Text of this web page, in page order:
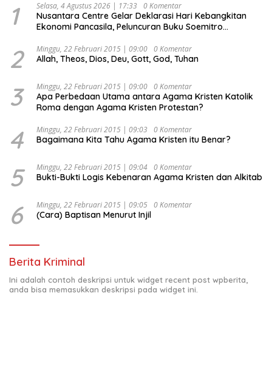
1 Selasa, 4 Agustus 2026 | 17:33 0 Komentar
Nusantara Centre Gelar Deklarasi Hari Kebangkitan
Ekonomi Pancasila, Peluncuran Buku Soemitro
Ekonomi Politik Indonesia) & Simposium Nasional
“Urgensi Undang-Undang Perekonomian Nasional dan
Indonesia Emas 2045”,
2 Minggu, 22 Februari 2015 | 09:00 0 Komentar
Allah, Theos, Dios, Deu, Gott, God, Tuhan
3 Minggu, 22 Februari 2015 | 09:00 0 Komentar
Apa Perbedaan Utama antara Agama Kristen Katolik
Roma dengan Agama Kristen Protestan?
4 Minggu, 22 Februari 2015 | 09:03 0 Komentar
Bagaimana Kita Tahu Agama Kristen itu Benar?
5 Minggu, 22 Februari 2015 | 09:04 0 Komentar
Bukti-Bukti Logis Kebenaran Agama Kristen dan Alkitab
6 Minggu, 22 Februari 2015 | 09:05 0 Komentar
(Cara) Baptisan Menurut Injil
Berita Kriminal
Ini adalah contoh deskripsi untuk widget recent post wpberita,
anda bisa memasukkan deskripsi pada widget ini.